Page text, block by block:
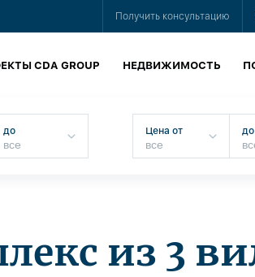
Получить консультацию
CDA GROUP НЕДВИЖИМОСТЬ
до Цена от до
из 3